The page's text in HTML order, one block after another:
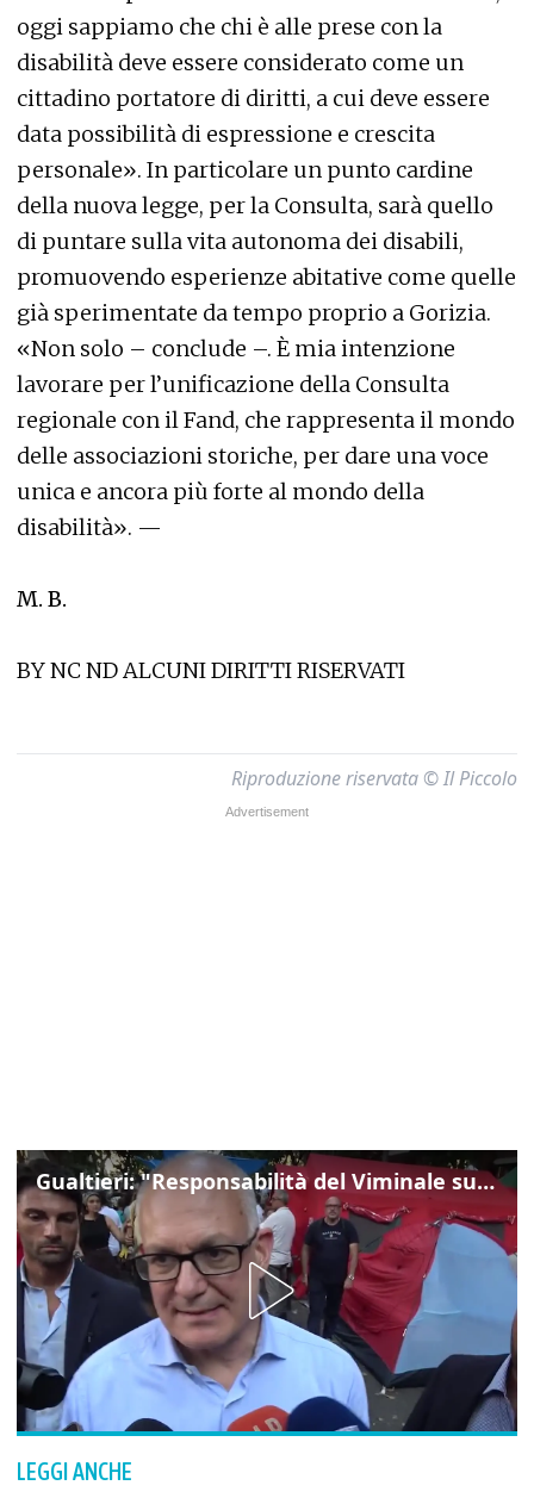
oggi sappiamo che chi è alle prese con la
disabilità deve essere considerato come un
cittadino portatore di diritti, a cui deve essere
data possibilità di espressione e crescita
personale». In particolare un punto cardine
della nuova legge, per la Consulta, sarà quello
di puntare sulla vita autonoma dei disabili,
promuovendo esperienze abitative come quelle
già sperimentate da tempo proprio a Gorizia.
«Non solo – conclude –. È mia intenzione
lavorare per l’unificazione della Consulta
regionale con il Fand, che rappresenta il mondo
delle associazioni storiche, per dare una voce
unica e ancora più forte al mondo della
disabilità». —
M. B.
BY NC ND ALCUNI DIRITTI RISERVATI
Riproduzione riservata © Il Piccolo
Gualtieri: "Responsabilità del Viminale su Spin Time? La posizione dei partiti è nota"
LEGGI ANCHE